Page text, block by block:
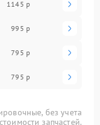
1145 р
995 р
795 р
795 р
без учета
стоимости запчастей.